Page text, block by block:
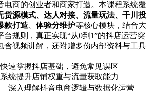
电商的创业者和商家打造。本课程系统覆
货源模式、达人对接、流量玩法、千川投
款打造、体验分维护等核心模块，结合大
台规则，真正实现“从0到1”的抖店运营突
含视频讲解，还附赠多份内部资料与工具
速掌握抖店基础，避免常见误区
统提升店铺权重与流量获取能力
深入理解抖音电商逻辑与数据化运营